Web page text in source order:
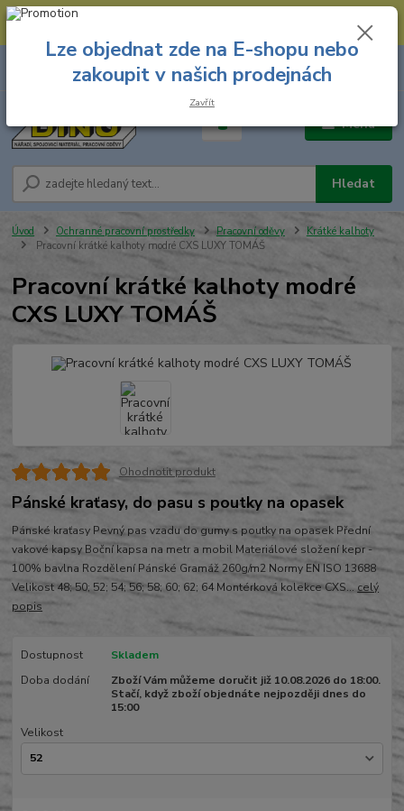
--- Spojovací materiál: 774 431 045 --- Prodejna nářadí: 731 449 423 --
Menu
Hledat
8.00 hod. - 16.00 hod.
za
Úvod Ochranné pracovní prostředky Pracovní oděvy
Krátké kalhoty
Pracovní krátké kalhoty modré CXS LUXY TOMÁŠ
Pracovní krátké kalhoty modré
CXS LUXY TOMÁŠ
Ohodnotit produkt
Pánské kraťasy, do pasu s poutky na opasek
Pánské kraťasy Pevný pas vzadu do gumy s poutky na opasek Přední
vakové kapsy Boční kapsa na metr a mobil Materiálové složení kepr -
100% bavlna Rozdělení Pánské Gramáž 260g/m2 Normy EN ISO 13688
Velikost 48; 50; 52; 54; 56; 58; 60; 62; 64 Montérková kolekce CXS...celý
popis
Dostupnost
Skladem
Doba dodání
Zboží Vám můžeme doručit již 10.08.2026 do 18:00.
Stačí, když zboží objednáte nejpozději dnes do
15:00
Velikost
Lze objednat zde na E-shopu nebo
zakoupit v našich prodejnách
Zavřít